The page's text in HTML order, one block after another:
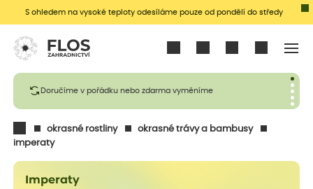
S ohledem na vysoké teploty odesíláme pouze od pondělí do středy
Doručíme v pořádku nebo zdarma vyměníme
okrasné rostliny
okrasné trávy a bambusy
imperaty
Imperaty